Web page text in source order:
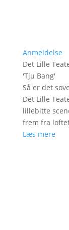
Anmeldelse
Det Lille
'Tju Bang'
Så er det
Det Lille
lillebitte
frem fra
Læs mere